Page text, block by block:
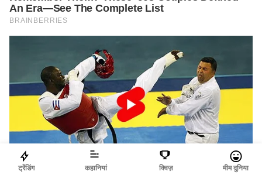
ट्रेंडिंग कहानियां क्विज़ मीम दुनिया